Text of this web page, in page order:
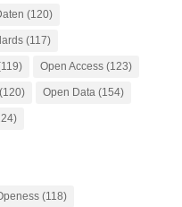
(120)
(117)
Open Access(123)
(120) Open Data(154)
(118)